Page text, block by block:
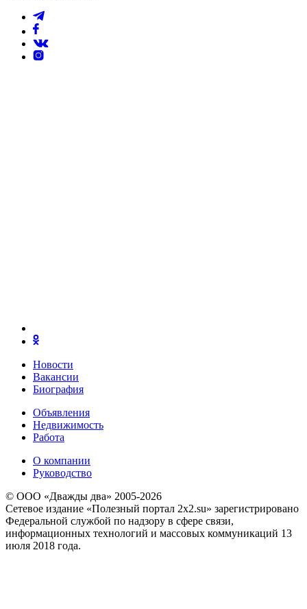
Новости
Вакансии
Биография
Объявления
Недвижимость
Работа
О компании
Руководство
© ООО «Дважды два» 2005-2026
Сетевое издание «Полезный портал 2x2.su» зарегистрировано
Федеральной службой по надзору в сфере связи,
информационных технологий и массовых коммуникаций 13
июля 2018 года.